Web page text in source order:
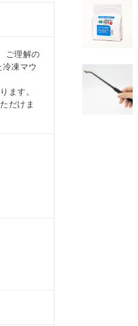
ご理解の
凍マウ
ます。
だけま